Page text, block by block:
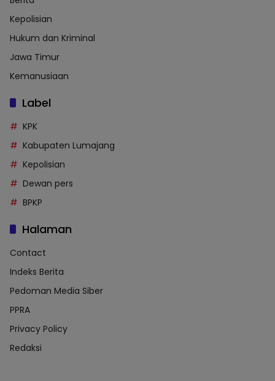
Kepolisian
Hukum dan Kriminal
Jawa Timur
Kemanusiaan
Label
KPK
Kabupaten Lumajang
Kepolisian
Dewan pers
BPKP
Halaman
Contact
Indeks Berita
Pedoman Media Siber
PPRA
Privacy Policy
Redaksi